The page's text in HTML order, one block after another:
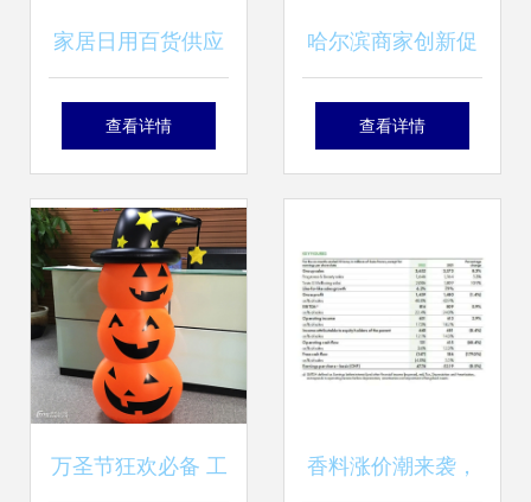
家居日用百货供应
商与批发市场采购
查看详情
哈尔滨商家创新促
销激发消费活力，
潮
查看详情
万圣节狂欢必备 工 香料涨价潮来袭，